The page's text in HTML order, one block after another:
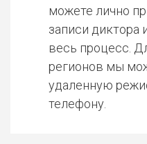
можете лично
записи диктора
весь процесс.
регионов мы
удаленную
телефону.